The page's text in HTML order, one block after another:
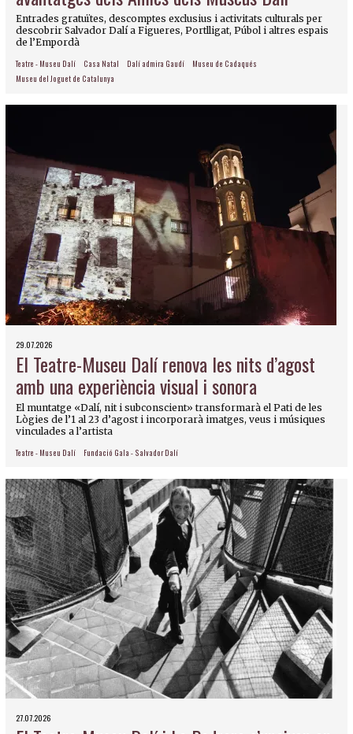
Entrades gratuïtes, descomptes exclusius i activitats culturals per
descobrir Salvador Dalí a Figueres, Portlligat, Púbol i altres espais
de l’Empordà
Teatre - Museu Dalí Casa Natal Dalí admira Gaudí
Museu de Cadaqués
Museu del Joguet de Catalunya
29.07.2026
El Teatre-Museu Dalí renova les nits d’agost
amb una experiència visual i sonora
El muntatge «Dalí, nit i subconscient» transformarà el Pati de les
Lògies de l’1 al 23 d’agost i incorporarà imatges, veus i músiques
vinculades a l’artista
Teatre - Museu Dalí Fundació Gala - Salvador Dalí
27.07.2026